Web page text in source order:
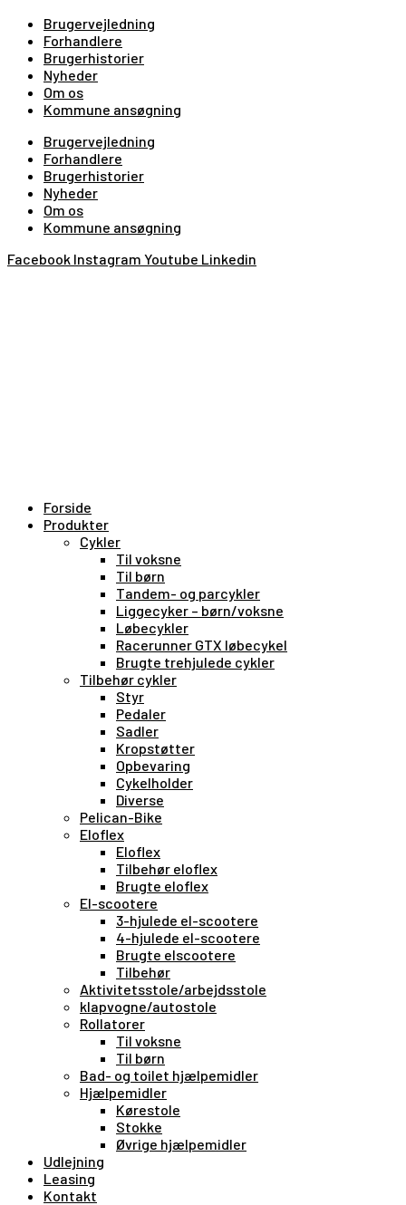
Brugervejledning
Forhandlere
Brugerhistorier
Nyheder
Om os
Kommune ansøgning
Brugervejledning
Forhandlere
Brugerhistorier
Nyheder
Om os
Kommune ansøgning
Facebook Instagram Youtube Linkedin
Forside
Produkter
Cykler
Til voksne
Til børn
Tandem- og parcykler
Liggecyker – børn/voksne
Løbecykler
Racerunner GTX løbecykel
Brugte trehjulede cykler
Tilbehør cykler
Styr
Pedaler
Sadler
Kropstøtter
Opbevaring
Cykelholder
Diverse
Pelican-Bike
Eloflex
Eloflex
Tilbehør eloflex
Brugte eloflex
El-scootere
3-hjulede el-scootere
4-hjulede el-scootere
Brugte elscootere
Tilbehør
Aktivitetsstole/arbejdsstole
klapvogne/autostole
Rollatorer
Til voksne
Til børn
Bad- og toilet hjælpemidler
Hjælpemidler
Kørestole
Stokke
Øvrige hjælpemidler
Udlejning
Leasing
Kontakt